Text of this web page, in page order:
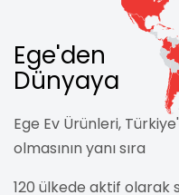
Ege'den
Dünyaya
Ege Ev Ürünleri,
olmasının yanı sıra
120 ülkede aktif olarak